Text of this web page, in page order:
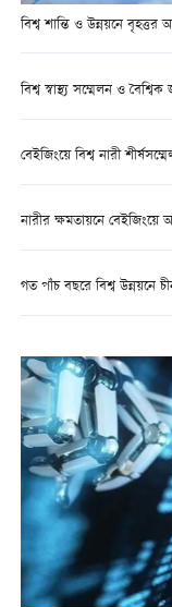
বিশ্ব শান্তি ও উন্নয়নে বৃহত্তর
বিশ্ব স্বাস্থ্য সম্মেলন ও
বেইজিংয়ে বিশ্ব নারী
নারীর ক্ষমতায়নে বেইজিংয়ে
গত পাঁচ বছরে বিশ্ব উন্নয়নে